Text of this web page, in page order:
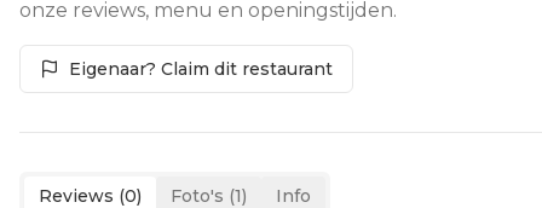
onze reviews, menu en openingstijden.
Eigenaar? Claim dit restaurant
Reviews (0) Foto's (1) Info